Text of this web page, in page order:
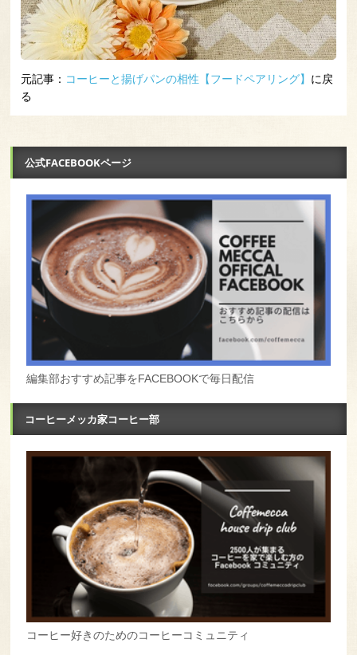
元記事： コーヒーと揚げパンの相性【フードペアリング】 に戻
る
公式FACEBOOKページ
編集部おすすめ記事をFACEBOOKで毎日配信
コーヒーメッカ家コーヒー部
コーヒー好きのためのコーヒーコミュニティ